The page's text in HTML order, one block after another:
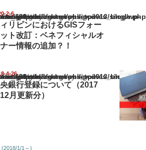
2-6array key "show_category" in
netst/kuno-cpa.co.jp/public_html/philippines_blog/wp-content/themes/gorgeous_tcd013/single.php
line183
リピンにおけるGISフォー
ト改訂：ベネフィシャルオ
ー情報の追加？！
4-26
array key "show_category" in
netst/kuno-cpa.co.jp/public_html/philippines_blog/wp-content/themes/gorgeous_tcd013/single.php
line183
銀行登録について（2017
月更新分）
(2018/1/1～)